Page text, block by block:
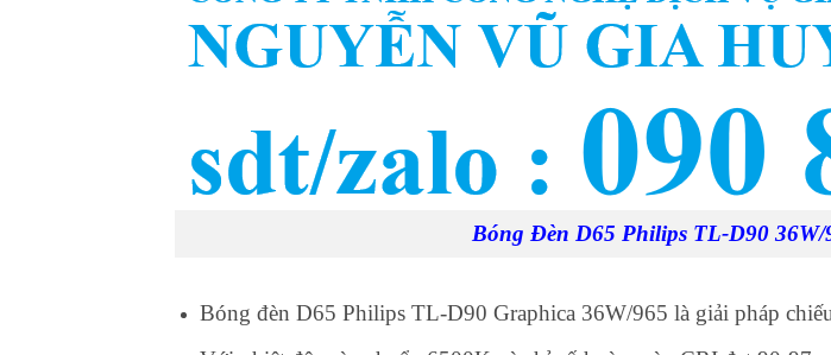
Bóng Đèn D65 Philips TL-D90
Bóng đèn D65 Philips TL-D90 Graphica 36W/965 là giải pháp